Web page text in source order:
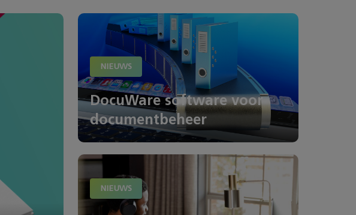
NIEUWS
DocuWare software voor
documentbeheer
NIEUWS